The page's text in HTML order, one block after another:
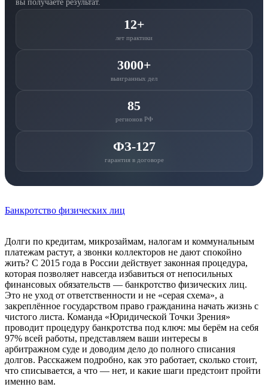
вы получаете результат.
12+
лет практики
3000+
выигранных дел
85
регионов РФ
ФЗ‑127
гарантия в договоре
Банкротство физических лиц
Долги по кредитам, микрозаймам, налогам и коммунальным
платежам растут, а звонки коллекторов не дают спокойно
жить? С 2015 года в России действует законная процедура,
которая позволяет навсегда избавиться от непосильных
финансовых обязательств — банкротство физических лиц.
Это не уход от ответственности и не «серая схема», а
закреплённое государством право гражданина начать жизнь с
чистого листа. Команда «Юридической Точки Зрения»
проводит процедуру банкротства под ключ: мы берём на себя
97% всей работы, представляем ваши интересы в
арбитражном суде и доводим дело до полного списания
долгов. Расскажем подробно, как это работает, сколько стоит,
что списывается, а что — нет, и какие шаги предстоит пройти
именно вам.